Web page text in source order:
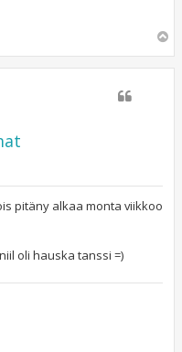
ö
pitäny alkaa monta viikkoo
oli hauska tanssi =)